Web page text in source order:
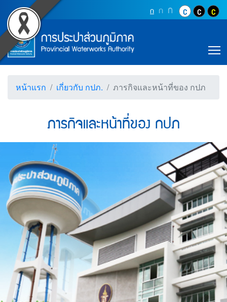
ภารกิจและหน้าที่ของ กป
ข้ามไปยังเนื้อหา (Skip to content)
ข้ามไปยังเมนู (Skip to menu)
หน้าค้นหาข้อมูลในเว็บไซต์ (Search)
หน้าแผนผังเว็บไซต์ (Sitemap)
ตัวช่วยเหลือการเข้าถึงเว็บไซต์
หน้าหลักหรือโฮมเพจ
หน้าคำถามยอดฮิต
Top Menu กปุ่มปรับตัวอักษรให้เป็นขนา
กปุ่มเพิ่มขนาดตัวอักษร
ก ปุ่มเพิ่มขนาดตั
ปุ่มปรับสีตัวอัก
ปุ่มปรับสี
ปุ่ม
Main Menu
ตราสัญลักษณ์ และค่านิยม การประปาส่ว
หน้าแรก เกี่ยวกับ กปภ. ภารกิจและหน้าที่ของ กปภ
ภารกิจและหน้าที่ของ กปภ